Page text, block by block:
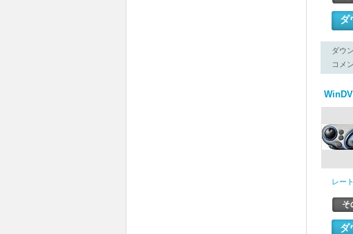
ダ
ダウ
コメ
レー
そ
ダ